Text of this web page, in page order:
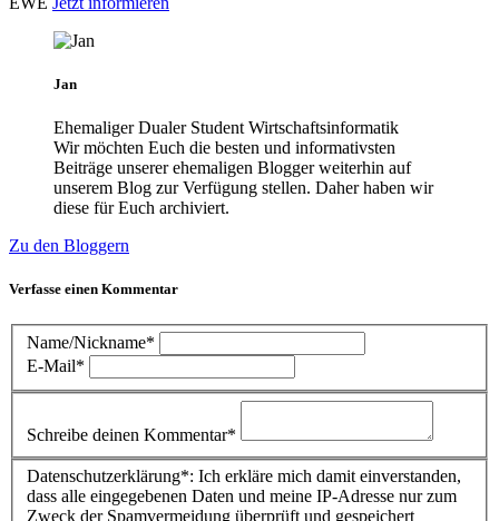
Jan
Ehemaliger Dualer Student Wirtschaftsinformatik
Wir möchten Euch die besten und informativsten
Beiträge unserer ehemaligen Blogger weiterhin auf
unserem Blog zur Verfügung stellen. Daher haben wir
diese für Euch archiviert.
Zu den Bloggern
Verfasse einen Kommentar
Name/Nickname*
E-Mail*
Schreibe deinen Kommentar*
Datenschutzerklärung*: Ich erkläre mich damit einverstanden,
dass alle eingegebenen Daten und meine IP-Adresse nur zum
Zweck der Spamvermeidung überprüft und gespeichert